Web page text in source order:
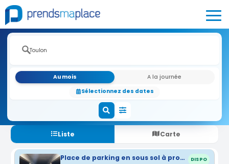
Au mois
A la journée
Sélectionnez des dates
Liste Carte
Place de parking en sous sol à proximité de la gare de Toulon et des transports en commun DISPO